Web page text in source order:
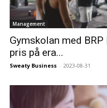
Management
Gymskolan med
pris på era...
Sweaty Business - 2023-08-31